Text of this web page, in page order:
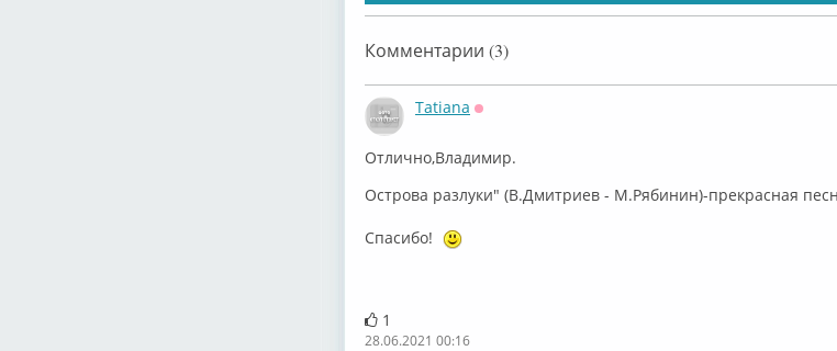
Комментарии (3)
Tatiana
Отлично,Владимир.
Острова разлуки" (В.Дмитриев - М.Рябинин)-прекрасная
Спасибо!
1
28.06.2021 00:16